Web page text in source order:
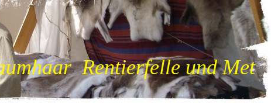
Rentierfelle und Met